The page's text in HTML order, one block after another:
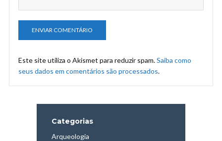
Este site utiliza o Akismet para reduzir spam.Saiba como
seus dados em comentários são processados.
Categorias
Arqueologia